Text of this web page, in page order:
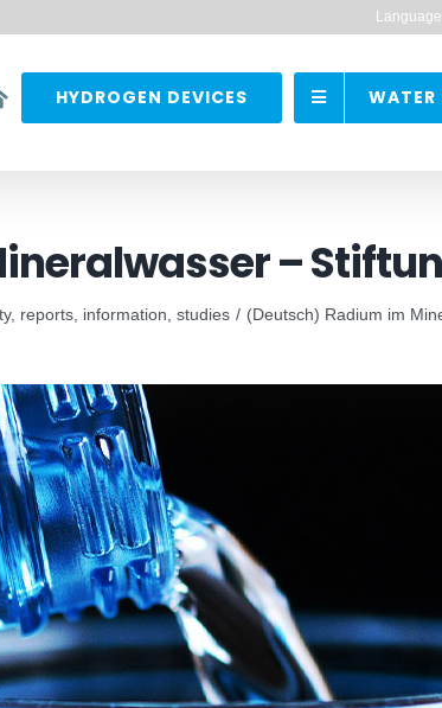
HYDROGEN DEVICES WATER
–
reports, information, studies (Deutsch) Radium im